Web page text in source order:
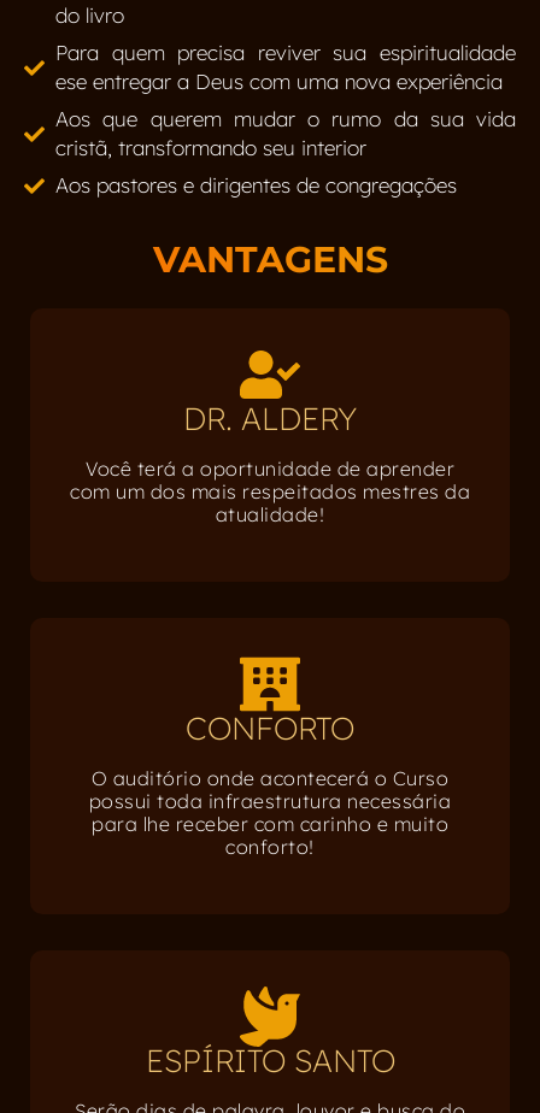
do livro
Para quem precisa reviver sua espiritualidade
ese entregar a Deus com uma nova experiência
Aos que querem mudar o rumo da sua vida
cristã, transformando seu interior
Aos pastores e dirigentes de congregações
VANTAGENS
DR. ALDERY
Você terá a oportunidade de aprender
com um dos mais respeitados mestres da
atualidade!
CONFORTO
O auditório onde acontecerá o Curso
possui toda infraestrutura necessária
para lhe receber com carinho e muito
conforto!
ESPÍRITO SANTO